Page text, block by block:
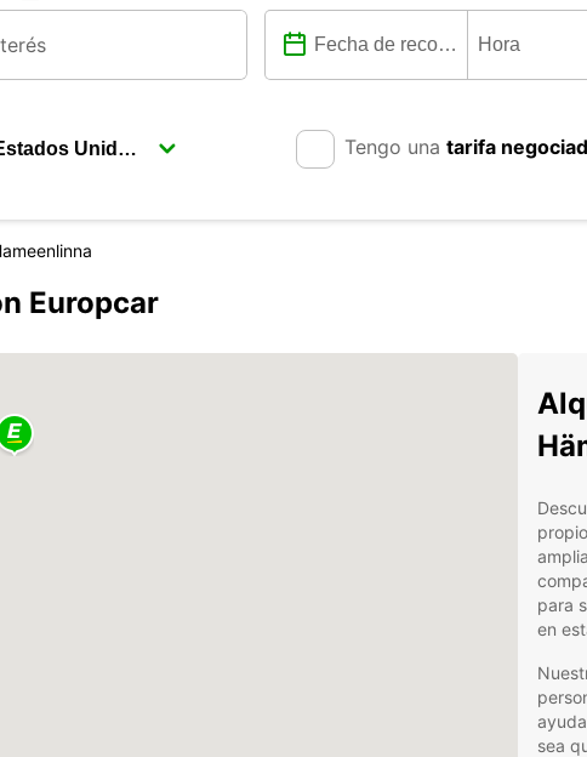
Tengo una tarifa
Europcar
para
en
sea